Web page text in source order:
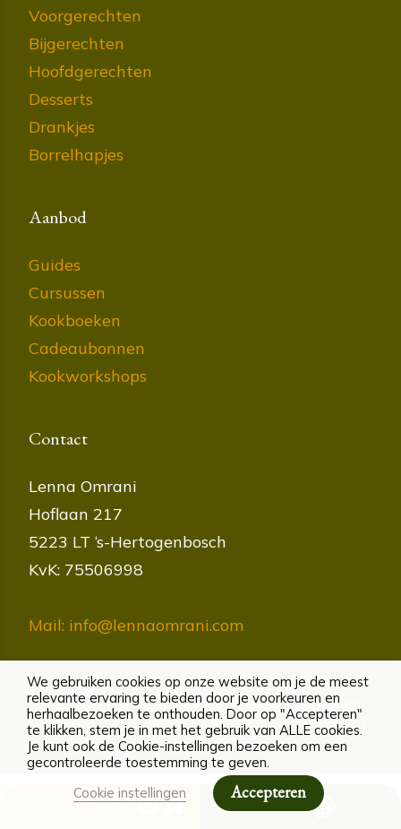
DELEN ALLERGENEN
Voorgerechten
Bijgerechten
Hoofdgerechten
Desserts
Drankjes
Borrelhapjes
Aanbod
Guides
Cursussen
Kookboeken
Cadeaubonnen
Kookworkshops
Contact
Lenna Omrani
Hoflaan 217
5223 LT ‘s-Hertogenbosch
KvK: 75506998
Mail: info@lennaomrani.com
© lennaomrani.com | Alle rechten voorbehouden
Cookies|Privacybeleid|Algemene voorwaarden
Disclaimer
We gebruiken cookies op onze website om je de meest
relevante ervaring te bieden door je voorkeuren en
herhaalbezoeken te onthouden. Door op "Accepteren"
te klikken, stem je in met het gebruik van ALLE cookies.
Je kunt ook de Cookie-instellingen bezoeken om een
gecontroleerde toestemming te geven.
Cookie instellingen
Accepteren